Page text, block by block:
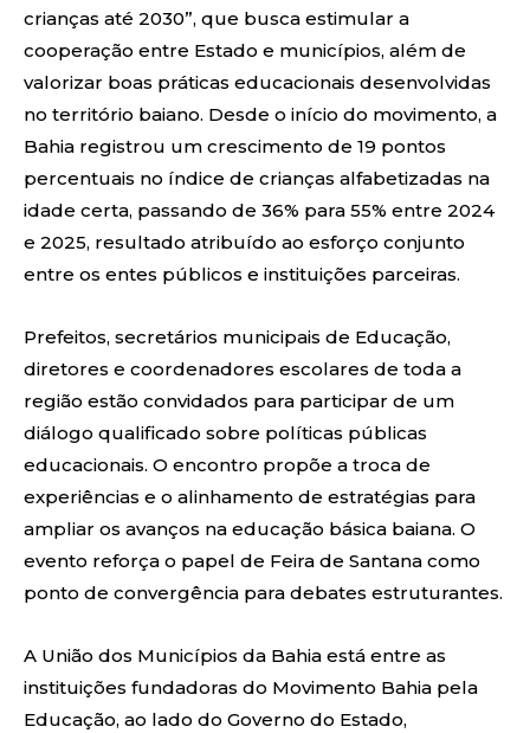
crianças até 2030”, que busca estimular a
cooperação entre Estado e municípios, além de
valorizar boas práticas educacionais desenvolvidas
no território baiano. Desde o início do movimento, a
Bahia registrou um crescimento de 19 pontos
percentuais no índice de crianças alfabetizadas na
idade certa, passando de 36% para 55% entre 2024
e 2025, resultado atribuído ao esforço conjunto
entre os entes públicos e instituições parceiras.
Prefeitos, secretários municipais de Educação,
diretores e coordenadores escolares de toda a
região estão convidados para participar de um
diálogo qualificado sobre políticas públicas
educacionais. O encontro propõe a troca de
experiências e o alinhamento de estratégias para
ampliar os avanços na educação básica baiana. O
evento reforça o papel de Feira de Santana como
ponto de convergência para debates estruturantes.
A União dos Municípios da Bahia está entre as
instituições fundadoras do Movimento Bahia pela
Educação, ao lado do Governo do Estado,